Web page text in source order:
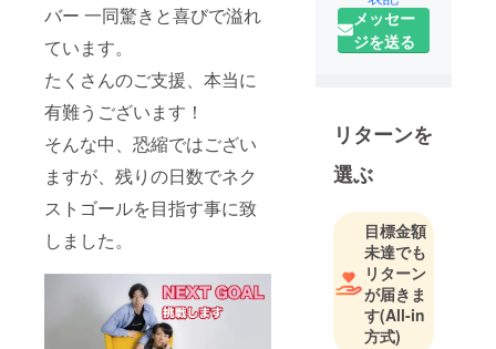
バー 一同驚きと喜びで溢れ
ています。
たくさんのご支援、本当に
有難うございます！
そんな中、恐縮ではござい
ますが、残りの日数でネク
ストゴールを目指す事に致
しました。
今まで交わ
る機会がな
かった人や
げ、
新しいエン
ターテイメ
けしていま
す。
メッセー
ジを送る
リターンを
選ぶ
目標金額
未達でも
リターン
が届きま
す(All-in
方式)